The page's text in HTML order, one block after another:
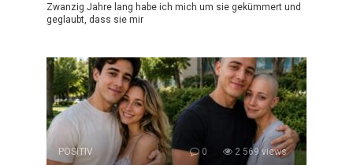
Zwanzig Jahre lang habe ich mich um sie gekümmert und
geglaubt, dass sie mir
POSITIV 0 2 569 views